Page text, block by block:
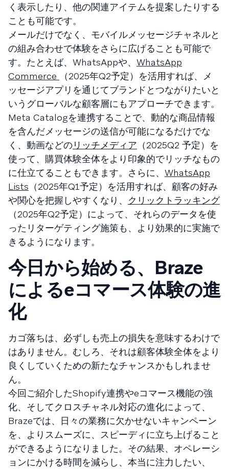
く表示したり、他の関連アイテムを提案したりする
ことも可能です。
メールだけでなく、モバイルメッセージチャネルと
の組み合わせで体験をさらに広げることも可能で
す。たとえば、WhatsAppや、 WhatsApp
Commerce
（2025年Q2予定）を活用すれば、メ
ッセージアプリを通じてブランドとつながりたいと
いうグローバルな顧客層にもアプローチできます。
Meta Catalogを連携することで、動的な商品情報
を含んだメッセージの送信が可能になるだけでな
く、動画などのリッチメディア （2025Q2 予定）を
使って、購買体験全体をより印象的でリッチなもの
に仕立てることもできます。さらに、 WhatsApp
Lists （2025年Q1予定）を活用すれば、顧客の好み
や関心を把握しやすくなり、 クリックトラッキング
（2025年Q2予定）によって、それらのデータを使
ったリターゲティング施策も、より効果的に実施で
きるようになります。
今日から始める、Braze
によるeコマース体験の進
化
カゴ落ちは、必ずしも売上の損失を意味するわけで
はありません。むしろ、それは顧客体験全体をより
良くしていくための新たなチャンスかもしれませ
ん。
今回ご紹介したShopify連携やeコマース機能の強
化、そしてクロスチャネル対応の進化によって、
Brazeでは、日々の業務に欠かせないキャンペーン
を、よりスムーズに、スピーディに立ち上げること
ができるようになりました。その結果、オペレーシ
ョンにかける時間を減らし、本当に注力したい、